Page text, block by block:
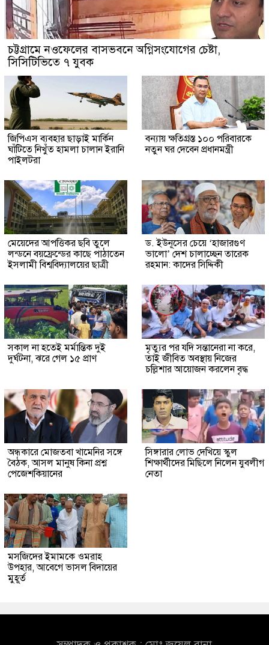
চট্টগ্রামে নওফেলের বাসভবনে অগ্নিসংযোগের চেষ্টা,
সিসিটিভিতে ৭ যুবক
জিপিএস ব্যবহার ছাড়াই মার্কিন
ঘাঁটিতে নিখুঁত হামলা চালান ইরানি
পাইলটরা
বন্যায় ক্ষতিগ্রস্ত ১০০ পরিবারকে
নতুন ঘর দেবেন প্রধানমন্ত্রী
মেয়েদের আপত্তিকর ছবি তুলে
লন্ডনে বয়ফ্রেন্ডের কাছে পাঠাতেন
ইসলামী বিশ্ববিদ্যালয়ের ছাত্রী
ড. ইউনূসের চেয়ে ‘হাজারগুণ
ভালো’ দেশ চালাচ্ছেন তারেক
রহমান: কাদের সিদ্দিকী
সকাল না হতেই মর্মান্তিক দুই
দুর্ঘটনা, ঝরে গেল ১৫ প্রাণ
মৃত্যুর পর যদি সন্তানেরা না করে,
তাই জীবিত অবস্থায় নিজের
চল্লিশার আয়োজন করলেন বৃদ্ধ
অন্ধকারে মোজতবা খামেনির সঙ্গে
বৈঠক, আসল মানুষ কিনা প্রশ্ন
পেজেশকিয়ানের
সিঙ্গারার লোভ দেখিয়ে স্কুল
শিক্ষার্থীদের মিছিলে নিলেন যুবলীগ
নেতা
মসজিদের ইমামকে ওমরাহ
উপহার, আবেগে ভাসল বিদায়ের
মুহূর্ত